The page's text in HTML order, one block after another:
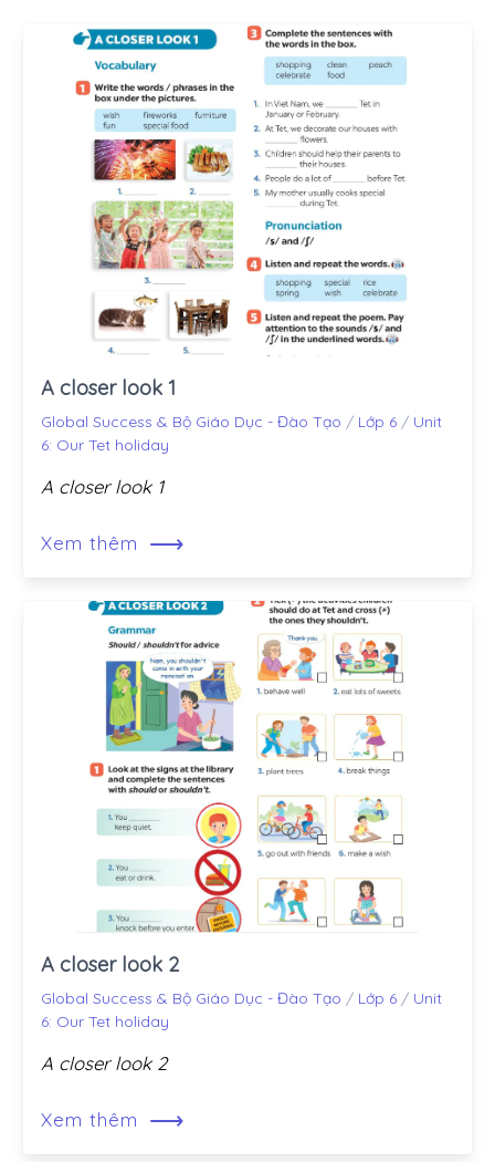
A closer look 1
Global Success & Bộ Giáo Dục - Đào Tạo / Lớp 6 / Unit
6: Our Tet holiday
A closer look 1
Xem thêm ⟶
A closer look 2
Global Success & Bộ Giáo Dục - Đào Tạo / Lớp 6 / Unit
6: Our Tet holiday
A closer look 2
Xem thêm ⟶